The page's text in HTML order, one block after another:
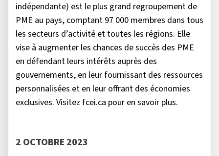
indépendante) est le plus grand regroupement de
PME au pays, comptant 97 000 membres dans tous
les secteurs d’activité et toutes les régions. Elle
vise à augmenter les chances de succès des PME
en défendant leurs intérêts auprès des
gouvernements, en leur fournissant des ressources
personnalisées et en leur offrant des économies
exclusives. Visitez fcei.ca pour en savoir plus.
2 OCTOBRE 2023